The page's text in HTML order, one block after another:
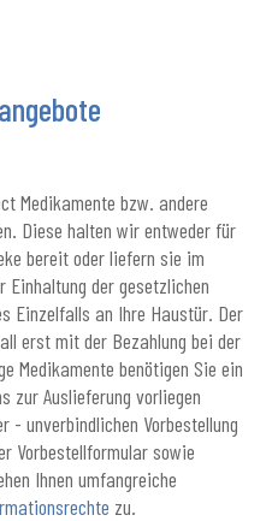
Medikamente bzw. andere
Diese halten wir entweder für
bereit oder liefern sie im
Einhaltung der gesetzlichen
Einzelfalls an Ihre Haustür. Der
erst mit der Bezahlung bei der
Medikamente benötigen Sie ein
zur Auslieferung vorliegen
- unverbindlichen Vorbestellung
Vorbestellformular sowie
Ihnen umfangreiche
zu.